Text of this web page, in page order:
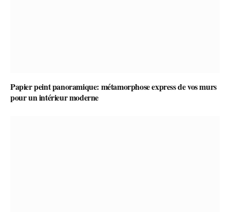
Papier peint panoramique: métamorphose express de vos murs
pour un intérieur moderne